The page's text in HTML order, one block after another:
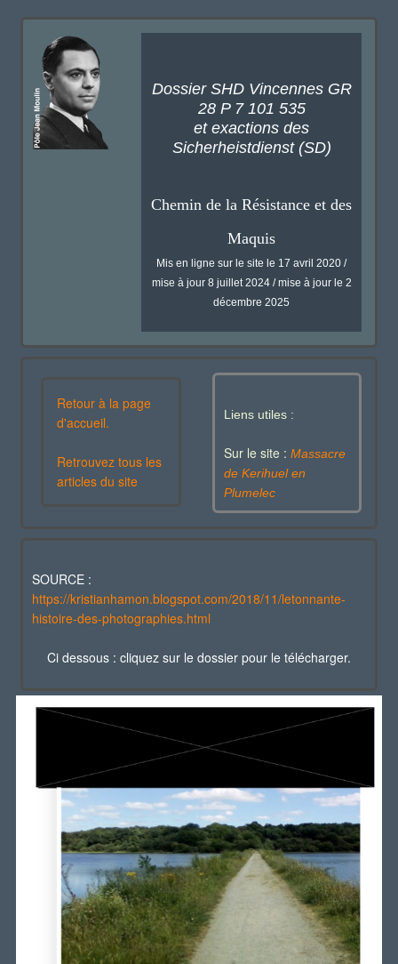
Dossier SHD Vincennes GR
28 P 7 101 535
et exactions des
Sicherheistdienst (SD)
Chemin de la Résistance et des
Maquis
Mis en ligne sur le site le 17 avril 2020 /
mise à jour 8 juillet 2024 / mise à jour le 2
décembre 2025
Retour à la page
d'accueil.
Retrouvez tous les
articles du site
Liens utiles :
Sur le site : Massacre
de Kerihuel en
Plumelec
SOURCE :
https://kristianhamon.blogspot.com/2018/11/letonnante-
histoire-des-photographies.html
Ci dessous : cliquez sur le dossier pour le télécharger.